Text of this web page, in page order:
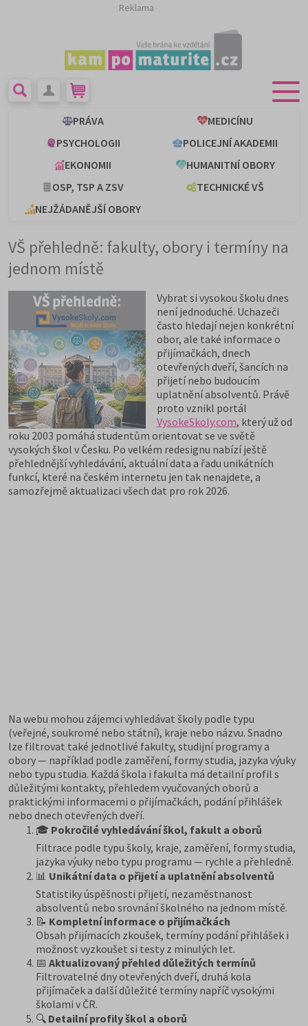
Reklama
PRÁVA
MEDICÍNU
PSYCHOLOGII
POLICEJNÍ AKADEMII
EKONOMII
HUMANITNÍ OBORY
OSP, TSP A ZSV
TECHNICKÉ VŠ
NEJŽÁDANĚJŠÍ OBORY
VŠ přehledně: fakulty, obory i termíny na
jednom místě
Vybrat si vysokou školu dnes
není jednoduché. Uchazeči
často hledají nejen konkrétní
obor, ale také informace o
přijímačkách, dnech
otevřených dveří, šancích na
přijetí nebo budoucím
uplatnění absolventů. Právě
proto vznikl portál
VysokeSkoly.com, který už od
roku 2003 pomáhá studentům orientovat se ve světě
vysokých škol v Česku. Po velkém redesignu nabízí ještě
přehlednější vyhledávání, aktuální data a řadu unikátních
funkcí, které na českém internetu jen tak nenajdete, a
samozřejmě aktualizaci všech dat pro rok 2026.
Na webu mohou zájemci vyhledávat školy podle typu
(veřejné, soukromé nebo státní), kraje nebo názvu. Snadno
lze filtrovat také jednotlivé fakulty, studijní programy a
obory — například podle zaměření, formy studia, jazyka výuky
nebo typu studia. Každá škola i fakulta má detailní profil s
důležitými kontakty, přehledem vyučovaných oborů a
praktickými informacemi o přijímačkách, podání přihlášek
nebo dnech otevřených dveří.
🎓 Pokročilé vyhledávání škol, fakult a oborů
Filtrace podle typu školy, kraje, zaměření, formy studia,
jazyka výuky nebo typu programu — rychle a přehledně.
📊 Unikátní data o přijetí a uplatnění absolventů
Statistiky úspěšnosti přijetí, nezaměstnanost
absolventů nebo srovnání školného na jednom místě.
📝 Kompletní informace o přijímačkách
Obsah přijímacích zkoušek, termíny podání přihlášek i
možnost vyzkoušet si testy z minulých let.
📅 Aktualizovaný přehled důležitých termínů
Filtrovatelné dny otevřených dveří, druhá kola
přijímaček a další důležité termíny napříč vysokými
školami v ČR.
🔍 Detailní profily škol a oborů